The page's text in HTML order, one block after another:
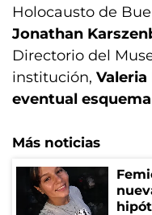
Holocausto de
Jonathan
Directorio del
institución,
eventual
Más noticias